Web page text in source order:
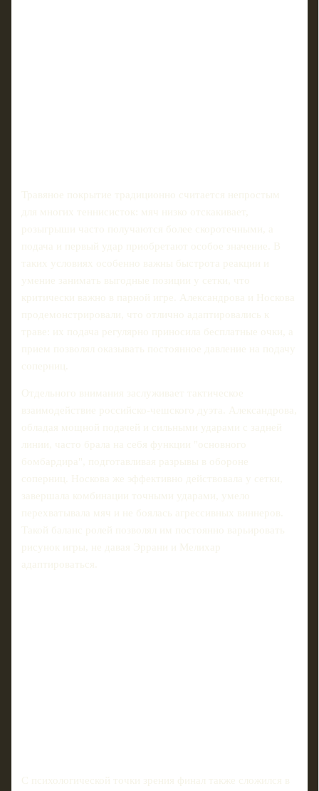
Травяное покрытие традиционно считается непростым
для многих теннисисток: мяч низко отскакивает,
розыгрыши часто получаются более скоротечными, а
подача и первый удар приобретают особое значение. В
таких условиях особенно важны быстрота реакции и
умение занимать выгодные позиции у сетки, что
критически важно в парной игре. Александрoва и Носкова
продемонстрировали, что отлично адаптировались к
траве: их подача регулярно приносила бесплатные очки, а
прием позволял оказывать постоянное давление на подачу
соперниц.
Отдельного внимания заслуживает тактическое
взаимодействие российско-чешского дуэта. Александрова,
обладая мощной подачей и сильными ударами с задней
линии, часто брала на себя функции "основного
бомбардира", подготавливая разрывы в обороне
соперниц. Носкова же эффективно действовала у сетки,
завершала комбинации точными ударами, умело
перехватывала мяч и не боялась агрессивных виннеров.
Такой баланс ролей позволял им постоянно варьировать
рисунок игры, не давая Эррани и Мелихар
адаптироваться.
С психологической точки зрения финал также сложился в